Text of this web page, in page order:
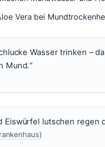
Vera bei
Wasser trinken –
Mund.“
Eiswürfel lutschen regen